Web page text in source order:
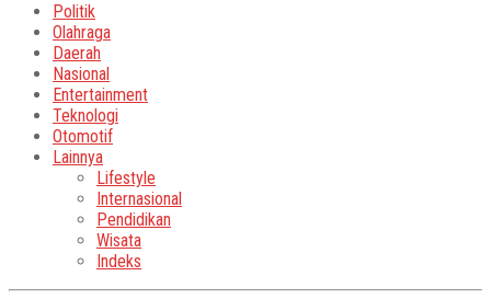
Politik
Olahraga
Daerah
Nasional
Entertainment
Teknologi
Otomotif
Lainnya
Lifestyle
Internasional
Pendidikan
Wisata
Indeks